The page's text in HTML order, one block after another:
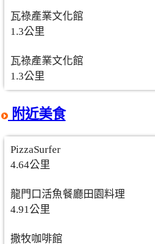
瓦祿產業文化館
1.3公里
瓦祿產業文化館
1.3公里
附近美食
PizzaSurfer
4.64公里
龍門口活魚餐廳田園料理
4.91公里
撒牧咖啡館